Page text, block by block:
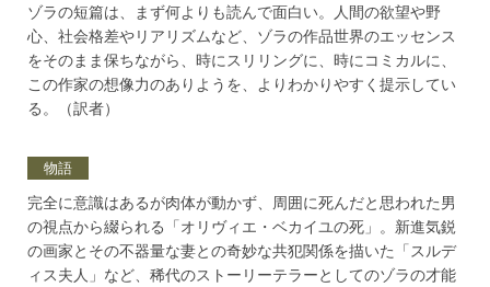
ゾラの短篇は、まず何よりも読んで面白い。人間の欲望や野
心、社会格差やリアリズムなど、ゾラの作品世界のエッセンス
をそのまま保ちながら、時にスリリングに、時にコミカルに、
この作家の想像力のありようを、よりわかりやすく提示してい
る。（訳者）
物語
完全に意識はあるが肉体が動かず、周囲に死んだと思われた男
の視点から綴られる「オリヴィエ・ベカイユの死」。新進気鋭
の画家とその不器量な妻との奇妙な共犯関係を描いた「スルデ
ィス夫人」など、稀代のストーリーテラーとしてのゾラの才能